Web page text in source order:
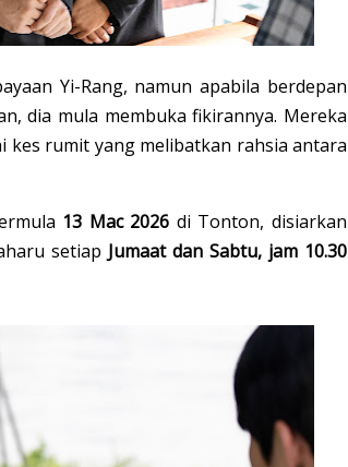
Yi-Rang, namun apabila berdepan
dia mula membuka fikirannya. Mereka
kes rumit yang melibatkan rahsia antara
13 Mac 2026 di Tonton, disiarkan
setiap Jumaat dan Sabtu, jam 10.30